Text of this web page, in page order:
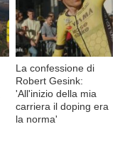
La confessione di
Robert Gesink:
'All'inizio della mia
carriera il doping era
la norma'